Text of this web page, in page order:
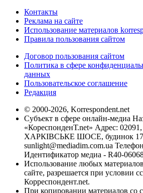
Контакты
Реклама на сайте
Использование материалов
Правила пользования сайтом
Договор пользования сайтом
Политика в сфере
данных
Пользовательское соглашение
Редакция
© 2000-2026, Korrespondent.net
Субъект в сфере онлайн-медиа
«КореспонденТ.net» Адрес: 02091,
ХАРКІВСЬКЕ ШОСЕ, будинок
sunlight@mediadim.com.ua
Идентификатор медиа - R40-
Использование любых
сайте, разрешается при условии
Корреспондент.net.
При копировании материалов со